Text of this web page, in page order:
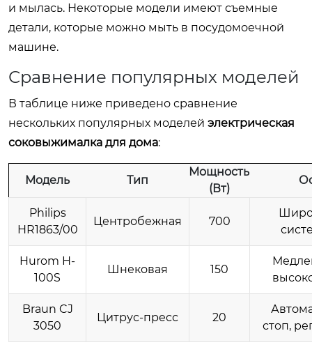
и мылась. Некоторые модели имеют съемные
детали, которые можно мыть в посудомоечной
машине.
Сравнение популярных моделей
В таблице ниже приведено сравнение
нескольких популярных моделей электрическая
соковыжималка для дома:
Модель Тип
Мощность
(Вт)
Philips
HR1863/00
Центробежная 700
Hurom H-
100S
Шнековая 150
Braun CJ
3050
Цитрус-пресс 20
стоп,